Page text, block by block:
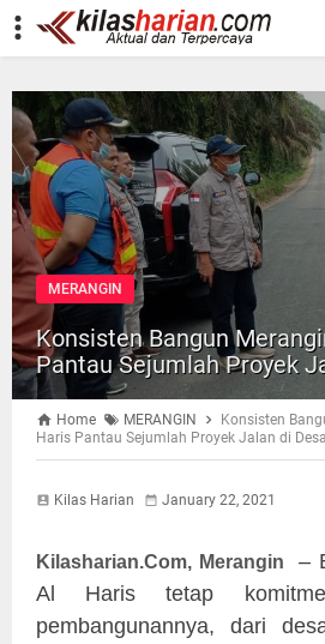
-->
MERANGIN
Konsisten Bangun
Pantau Sejumlah Proyek
Home MERANGIN
Konsisten
Haris Pantau Sejumlah Proyek Jalan di Desa
Kilas Harian January 22, 2021
Kilasharian.Com, Merangin
–
Al Haris tetap
pembangunannya, dari